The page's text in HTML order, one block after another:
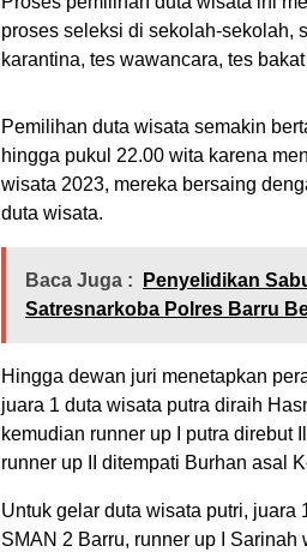
proses seleksi di sekolah-sekolah,
karantina, tes wawancara, tes
Pemilihan duta wisata semakin
hingga pukul 22.00 wita karena
wisata 2023, mereka bersaing
duta wisata.
Baca Juga :
Penyelidikan
Satresnarkoba Polres Barru
Hingga dewan juri menetapkan
juara 1 duta wisata putra diraih
kemudian runner up I putra direbut
runner up II ditempati Burhan asal
Untuk gelar duta wisata putri, juara
SMAN 2 Barru, runner up I